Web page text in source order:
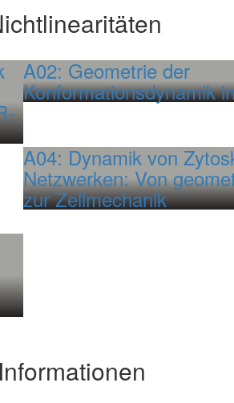
A02: Geometrie der
Konformationsdynamik
A04: Dynamik von
Netzwerken: Von
zur Zellmechanik